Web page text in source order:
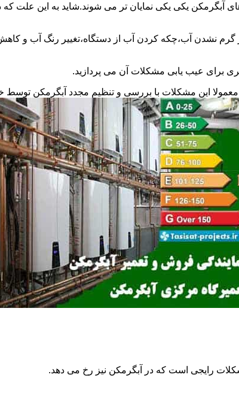
آبگرمکن یکی یکی نمایان تر می شوند.شاید به این علت
نشدن آب،چکه کردن آب از دستگاه،تغییر رنگ آب و
برای عیب یابی مشکلات آن می پردازید.
این مشکلات با بررسی و تنظیم مجدد آبگرمکن توسط
رایجی است که در آبگرمکن نیز رخ می دهد.